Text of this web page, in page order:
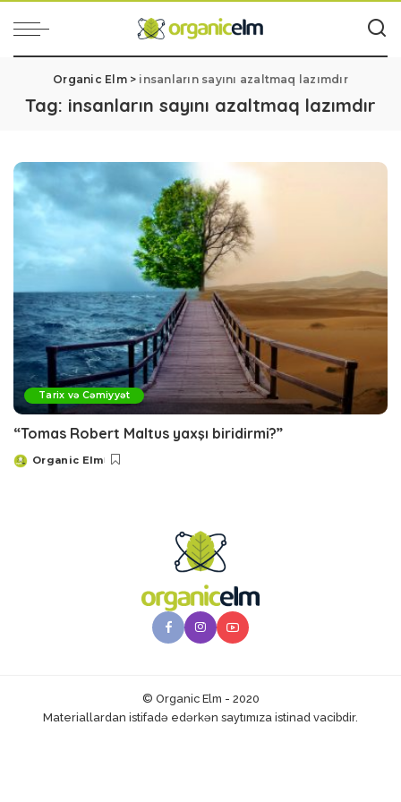
Organic Elm> insanların sayını azaltmaq lazımdır
Tag: insanların sayını azaltmaq lazımdır
Tarix və Cəmiyyət
“Tomas Robert Maltus yaxşı biridirmi?”
Posted
Organic Elm
© Organic Elm - 2020
Materiallardan istifadə edərkən saytımıza istinad vacibdir.